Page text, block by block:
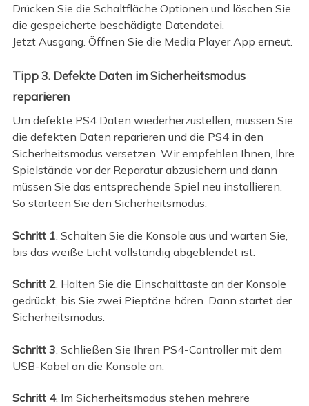
Drücken Sie die Schaltfläche Optionen und löschen Sie
die gespeicherte beschädigte Datendatei.
Jetzt Ausgang. Öffnen Sie die Media Player App erneut.
Tipp 3. Defekte Daten im Sicherheitsmodus
reparieren
Um defekte PS4 Daten wiederherzustellen, müssen Sie
die defekten Daten reparieren und die PS4 in den
Sicherheitsmodus versetzen. Wir empfehlen Ihnen, Ihre
Spielstände vor der Reparatur abzusichern und dann
müssen Sie das entsprechende Spiel neu installieren.
So starteen Sie den Sicherheitsmodus:
Schritt 1 . Schalten Sie die Konsole aus und warten Sie,
bis das weiße Licht vollständig abgeblendet ist.
Schritt 2. Halten Sie die Einschalttaste an der Konsole
gedrückt, bis Sie zwei Pieptöne hören. Dann startet der
Sicherheitsmodus.
Schritt 3 . Schließen Sie Ihren PS4-Controller mit dem
USB-Kabel an die Konsole an.
Schritt 4. Im Sicherheitsmodus stehen mehrere